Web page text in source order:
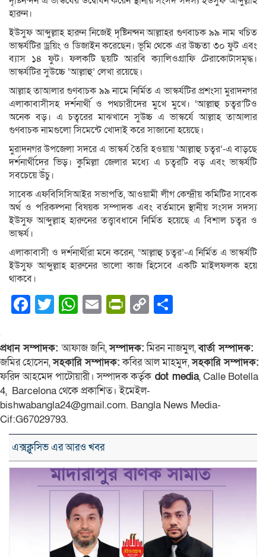
হারুন।
ইউসুফ আব্দুল্লাহ হারুন নিজেই দৃষ্টিনন্দন আল্লাহর গুণবাচক ৯৯ নাম খচিত
ভাস্কর্যটির ড্রয়িং ও ডিজাইন করেছেন। ভূমি থেকে এর উচ্চতা ৩০ ফুট এবং
ব্যাস ১৪ ফুট। ফলকটি ছয়টি আরবি ক্যালিওগ্রাফি টেরাকোটাসমৃদ্ধ।
ভাস্কর্যটির সুউচ্চে ‘আল্লাহু’ লেখা রয়েছে।
আল্লাহ তাআলার গুণবাচক ৯৯ নামে নির্মিত এ ভাস্কর্যটির প্রশংসা মুরাদনগর
এলাকাবাসীসহ দর্শনার্থী ও পথচারীদের মুখে মুখে। ‘আল্লাহু চত্বর’টিও
অনেক বড়। এ চত্বরের মাঝখানে সুউচ্চ এ ভাস্কর্যে আল্লাহ তাআলার
গুণবাচক নামগুলো সিমেন্টে খোদাই করে সাজানো হয়েছে।
মুরাদনগর উপজেলা সদরে এ ভাস্কর্য তৈরি হওয়ায় ‘আল্লাহু চত্বর’-এ বাড়ছে
দর্শনার্থীদের ভিড়। কুমিল্লা জেলার মধ্যে এ চত্বরটি বড় এবং ভাস্কর্যটি
সবচেয়ে উঁচু।
সাবেক এফবিসিসিআইর সভাপতি, আওয়ামী লীগ কেন্দ্রীয় কমিটির সাবেক
অর্থ ও পরিকল্পনা বিষয়ক সম্পাদক এবং বর্তমানে স্থানীয় সংসদ সদস্য
ইউসুফ আব্দুল্লাহ হারুনের তত্ত্বাবধানে নির্মিত হয়েছে এ বিশাল চত্বর ও
ভাস্কর্য।
এলাকাবাসী ও দর্শনার্থীরা মনে করেন, ‘আল্লাহু চত্বর’-এ নির্মিত এ ভাস্কর্যটি
ইউসুফ আব্দুল্লাহ হারুনের ভালো কাজ হিসেবে একটি মাইলফলক হয়ে
থাকবে।
Facebook
Twitter
WhatsApp
EmailPrintFriendly
Copy
প্রধান সম্পাদক:আফাজ জনি,সম্পাদক:মিরন নাজমুল,বার্তা সম্পাদক:
জমির হোসেন,সহকারি সম্পাদক:কবির আল মাহমুদ,সহকারি সম্পাদক:
ফরিদ আহমেদ পাটোয়ারী। সম্পাদক কর্তৃক dot media, Calle Botella
4, Barcelona থেকে প্রকাশিত। ইমেইল-
bishwabangla24@gmail.com. Bangla News Media-
Cif:G67029793.
এক্সক্লুসিভ এর আরও খবর